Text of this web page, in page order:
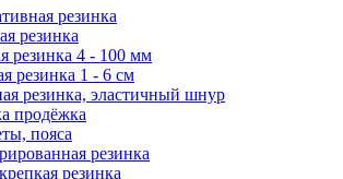
резинка
резинка
резинка 4 - 100 мм
резинка 1 - 6 см
резинка, эластичный шнур
продёжка
пояса
резинка
резинка